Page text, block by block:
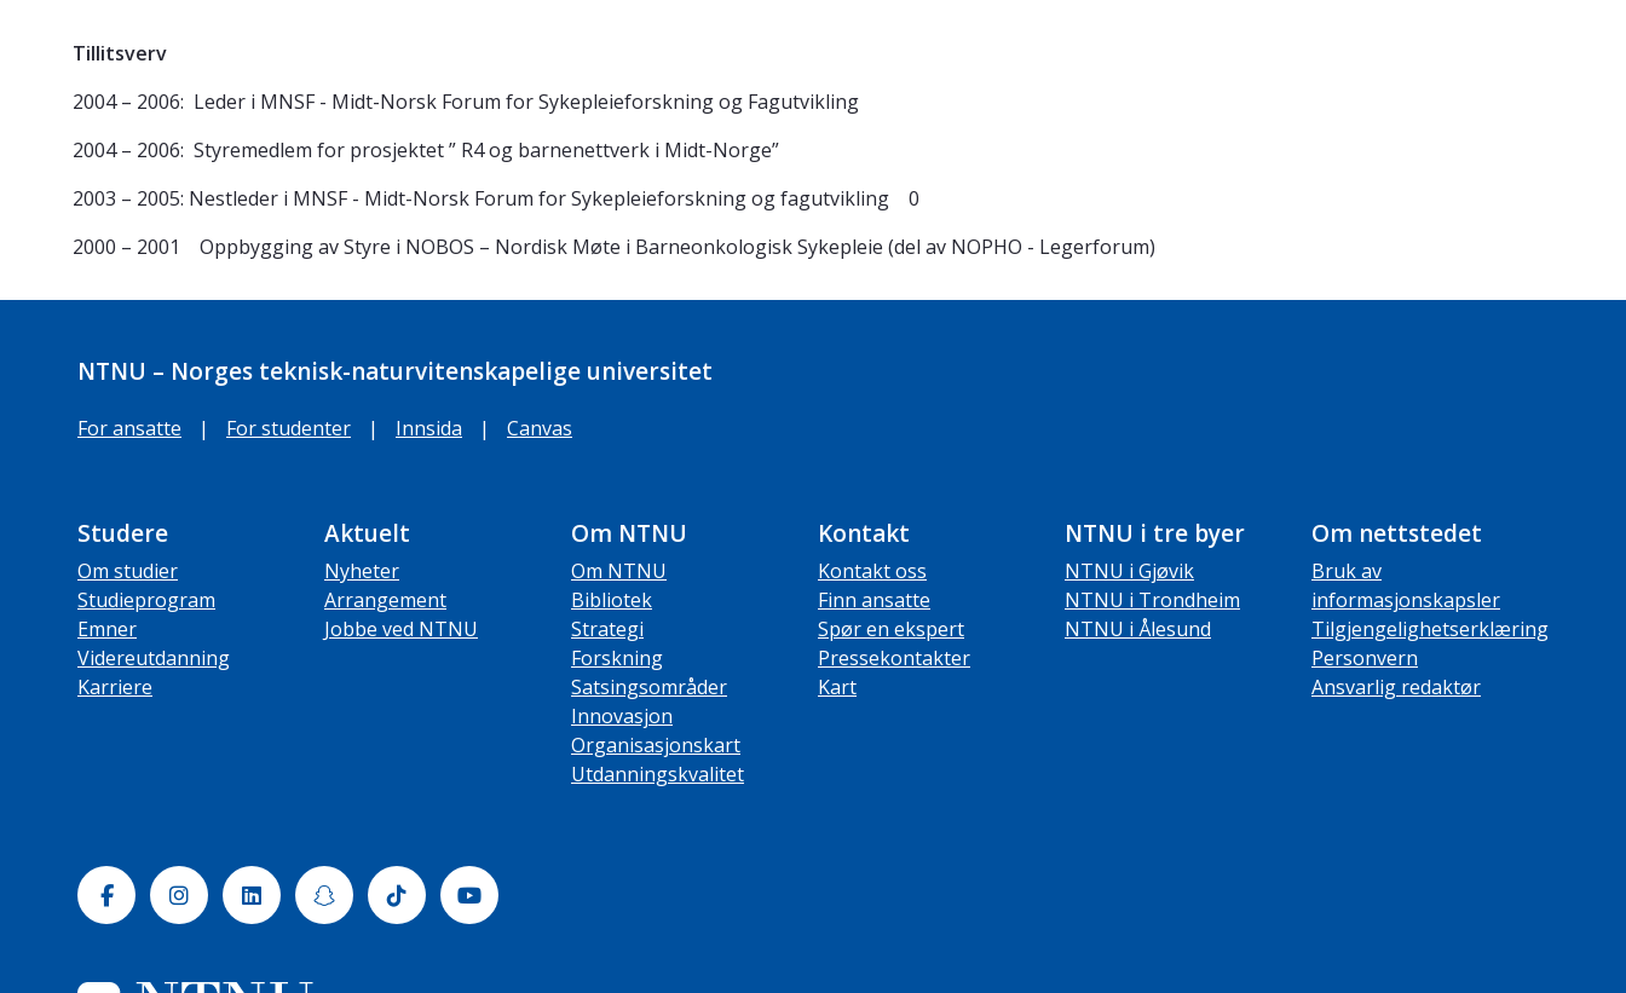
Tillitsverv
2004 – 2006: Leder i MNSF - Midt-Norsk Forum for Sykepleieforskning og Fagutvikling
2004 – 2006: Styremedlem for prosjektet ” R4 og barnenettverk i Midt-Norge”
2003 – 2005: Nestleder i MNSF - Midt-Norsk Forum for Sykepleieforskning og fagutvikling 0
2000 – 2001 Oppbygging av Styre i NOBOS – Nordisk Møte i Barneonkologisk Sykepleie (del av NOPHO - Legerforum)
NTNU – Norges teknisk-naturvitenskapelige universitet
For ansatte | For studenter | Innsida | Canvas
Studere
Om studier
Studieprogram
Emner
Videreutdanning
Karriere
Aktuelt
Nyheter
Arrangement
Jobbe ved NTNU
Om NTNU
Om NTNU
Bibliotek
Strategi
Forskning
Satsingsområder
Innovasjon
Organisasjonskart
Utdanningskvalitet
Kontakt
Kontakt oss
Finn ansatte
Spør en ekspert
Pressekontakter
Kart
NTNU i tre byer
NTNU i Gjøvik
NTNU i Trondheim
NTNU i Ålesund
Om nettstedet
Bruk av
informasjonskapsler
Tilgjengelighetserklæring
Personvern
Ansvarlig redaktør
FacebookInstagramLinkedinSnapchatTiktok Youtube